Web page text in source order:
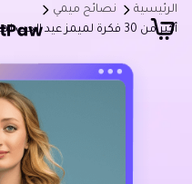
الرئيسية
نصائح ميمي
أكثر من 30 فكرة لميمز عيد الحب لمشاركة الحب والضحك